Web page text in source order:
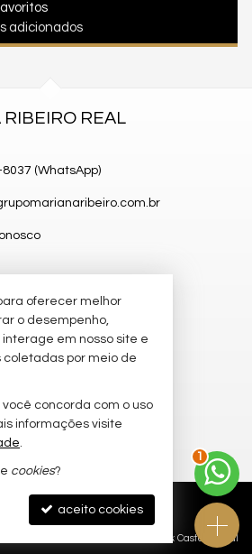
adicionados
RIBEIRO REAL
8037 (WhatsApp)
newsletter
Política de Privacidade
Site para imobiliárias: Castel Digital
1
oferecer melhor
o desempenho,
em nosso site e
por meio de
concorda com o uso
informações visite
.
cookies?
aceito cookies